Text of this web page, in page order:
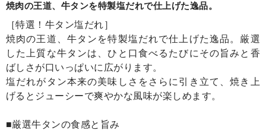
焼肉の王道、牛タンを特製塩だれで仕上げた逸品。
［特選！牛タン塩だれ］
焼肉の王道、牛タンを特製塩だれで仕上げた逸品。厳選
した上質な牛タンは、ひと口食べるたびにその旨みと香
ばしさが口いっぱいに広がります。
塩だれがタン本来の美味しさをさらに引き立て、焼き上
げるとジューシーで爽やかな風味が楽しめます。
■厳選牛タンの食感と旨み